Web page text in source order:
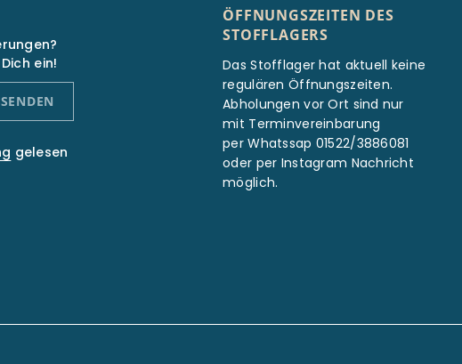
ein!
gelesen
ÖFFNUNGSZEITEN DES
STOFFLAGERS
Das Stofflager hat aktuell keine
regulären Öffnungszeiten.
Abholungen vor Ort sind nur
mit Terminvereinbarung
per Whatssap 01522/3886081
oder per Instagram Nachricht
möglich.